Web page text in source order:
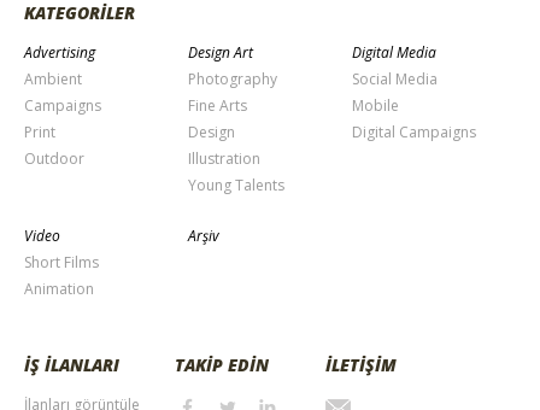
KATEGORİLER
Advertising
Ambient
Campaigns
Print
Outdoor
Design Art
Photography
Fine Arts
Design
Illustration
Young Talents
Digital Media
Social Media
Mobile
Digital Campaigns
Video
Short Films
Animation
Arşiv
İŞ İLANLARI
İlanları görüntüle
TAKİP EDİN İLETİŞİM